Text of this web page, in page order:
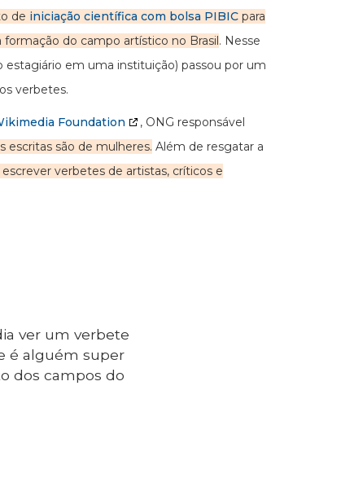
de iniciação científica com bolsa PIBIC para
do campo artístico no Brasil. Nesse
em uma instituição) passou por um
verbetes.
Foundation
, ONG responsável
escritas são de mulheres. Além de resgatar a
verbetes de artistas, críticos e
ver um verbete
é alguém super
dos campos do